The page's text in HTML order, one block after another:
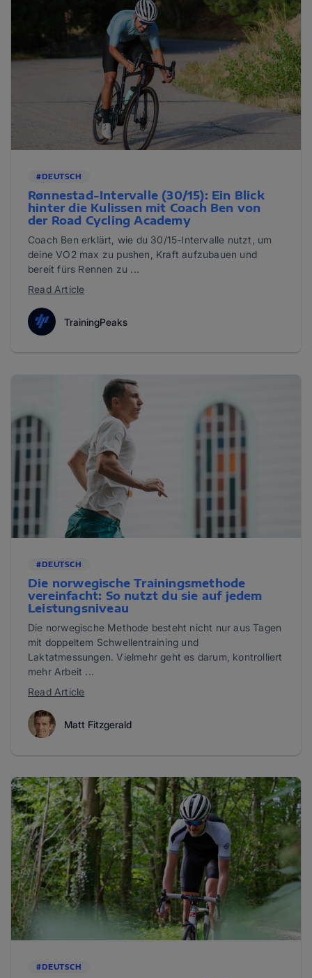
#DEUTSCH
Rønnestad-Intervalle (30/15): Ein Blick
hinter die Kulissen mit Coach Ben von
der Road Cycling Academy
Coach Ben erklärt, wie du 30/15-Intervalle nutzt, um
deine VO2 max zu pushen, Kraft aufzubauen und
bereit fürs Rennen zu ...
Read Article
TrainingPeaks
#DEUTSCH
Die norwegische Trainingsmethode
vereinfacht: So nutzt du sie auf jedem
Leistungsniveau
Die norwegische Methode besteht nicht nur aus Tagen
mit doppeltem Schwellentraining und
Laktatmessungen. Vielmehr geht es darum, kontrolliert
mehr Arbeit ...
Read Article
Matt Fitzgerald
#DEUTSCH